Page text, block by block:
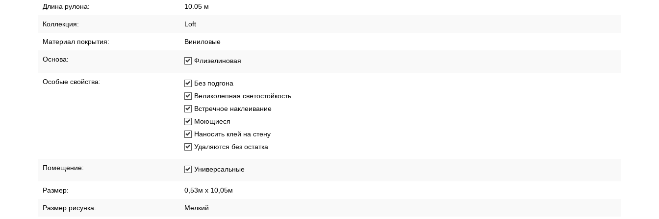
Длина рулона: 10.05 м
Коллекция: Loft
Материал покрытия: Виниловые
Основа: Флизелиновая
Особые свойства:
Без подгона
Великолепная светостойкость
Встречное наклеивание
Моющиеся
Наносить клей на стену
Удаляются без остатка
Помещение: Универсальные
Размер: 0,53м x 10,05м
Размер рисунка: Мелкий